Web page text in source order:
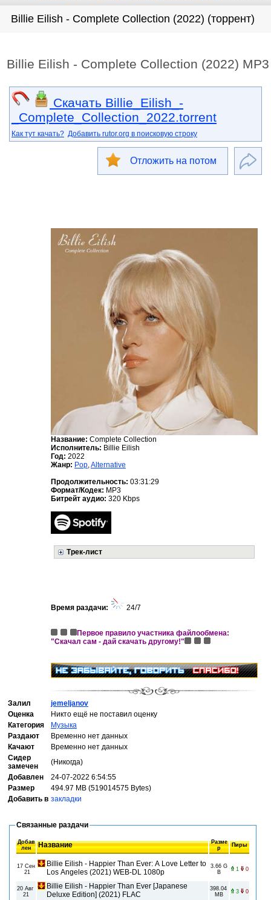
Billie Eilish - Complete Collection (2022) (торрент)
Billie Eilish - Complete Collection (2022) MP3
Скачать Billie_Eilish_-
_Complete_Collection_2022.torrent
Как тут качать? Добавить rutor.org в поисковую строку
Отложить на потом
Название: Complete Collection
Исполнитель: Billie Eilish
Год: 2022
Жанр: Pop,Alternative
Продолжительность: 03:31:29
Формат/Кодек: MP3
Битрейт аудио: 320 Kbps
Трек-лист
Время раздачи: 24/7
Первое правило участника файлообмена:
"Скачал сам - дай скачать другому!"
Залил
jemeljanov
Оценка
Никто ещё не поставил оценку
Категория
Музыка
Раздают
Временно нет данных
Качают
Временно нет данных
Сидер
замечен
(Никогда)
Добавлен
24-07-2022 6:54:55
Размер
494.97 MB (519014575 Bytes)
Добавить в закладки
Связанные раздачи
Добав
лен
Название
Разме
р
Пиры
17 Сен
21
Billie Eilish - Happier Than Ever: A Love Letter to
Los Angeles (2021) WEB-DL 1080p
3.66 G
B
1 0
20 Авг
21
Billie Eilish - Happier Than Ever [Japanese
Deluxe Edition] (2021) FLAC
398.04
MB
3 0